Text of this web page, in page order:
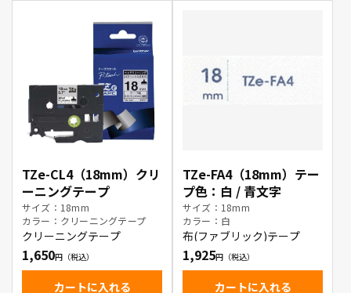
TZe-CL4（18mm）クリ
ーニングテープ
サイズ：18mm
カラー：クリーニングテープ
クリーニングテープ
1,650
カートに入れる
TZe-FA4（18mm）テー
プ色：白 / 青文字
サイズ：18mm
カラー：白
布(ファブリック)テープ
1,925
カートに入れる